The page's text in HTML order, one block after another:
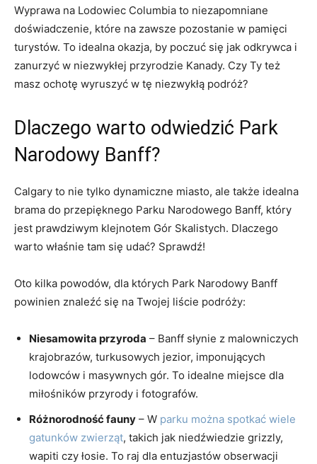
Wyprawa na Lodowiec ⁢Columbia ​to niezapomniane
doświadczenie,⁢ które na zawsze pozostanie w pamięci
turystów. To idealna okazja, by poczuć się jak odkrywca ⁣i
zanurzyć w niezwykłej przyrodzie Kanady. Czy Ty też
masz ochotę wyruszyć w ⁤tę niezwykłą podróż?
Dlaczego warto odwiedzić Park
Narodowy Banff?
Calgary to ⁤nie tylko dynamiczne miasto, ale także idealna⁤
brama​ do przepięknego Parku Narodowego Banff, który
jest prawdziwym klejnotem Gór Skalistych. Dlaczego
warto właśnie tam się udać? Sprawdź!
Oto kilka powodów, dla których Park Narodowy Banff
powinien znaleźć ‍się na Twojej liście podróży:
Niesamowita przyroda – Banff‌ słynie z malowniczych
krajobrazów, turkusowych jezior, ⁢imponujących
lodowców i masywnych gór. To ⁤idealne ⁢miejsce dla
‍miłośników ‍przyrody i fotografów.
Różnorodność fauny – W​ parku można spotkać wiele
gatunków zwierząt, takich‍ jak niedźwiedzie ‌grizzly,
wapiti czy łosie. To raj dla entuzjastów obserwacji